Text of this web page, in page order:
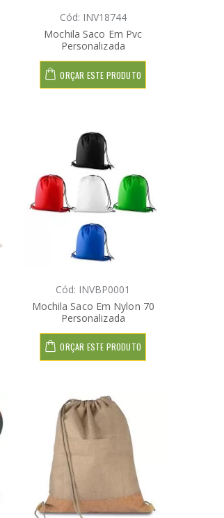
Cód: INV18744
Mochila Saco Em Pvc
Personalizada
ORÇAR ESTE PRODUTO
Cód: INVBP0001
Mochila Saco Em Nylon 70
Personalizada
ORÇAR ESTE PRODUTO